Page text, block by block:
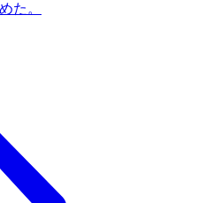
た。